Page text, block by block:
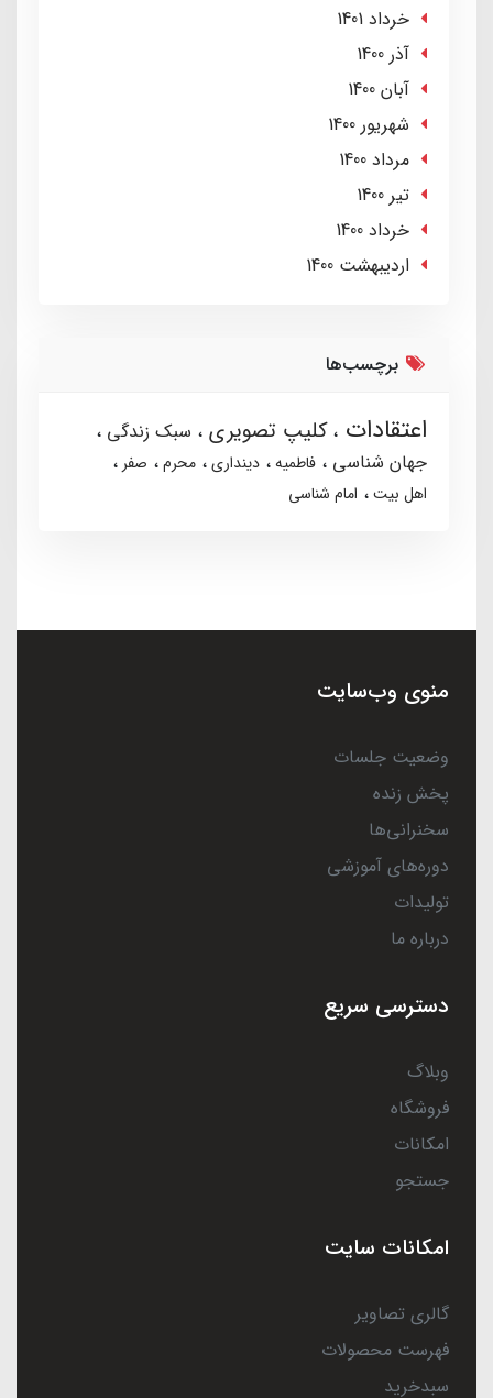
خرداد 1401
آذر 1400
آبان 1400
شهریور 1400
مرداد 1400
تير 1400
خرداد 1400
ارديبهشت 1400
برچسب‌ها
اعتقادات کلیپ تصویری
سبک زندگی
جهان شناسی
فاطمیه دینداری محرم
صفر
اهل بیت
امام شناسی
منوی وب‌سایت
وضعیت جلسات
پخش زنده
سخنرانی‌ها
دوره‌های آموزشی
تولیدات
درباره ما
دسترسی سریع
وبلاگ
فروشگاه
امکانات
جستجو
امکانات سایت
گالری تصاویر
فهرست محصولات
سبدخرید